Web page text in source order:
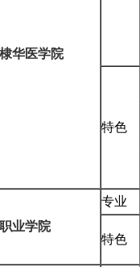
华医学院
特色
业学院
专业
特色